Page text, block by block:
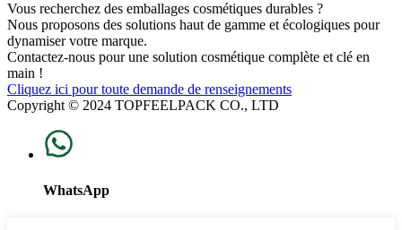
Vous recherchez des emballages cosmétiques durables ?
Nous proposons des solutions haut de gamme et écologiques pour
dynamiser votre marque.
Contactez-nous pour une solution cosmétique complète et clé en
main !
Cliquez ici pour toute demande de renseignements
Copyright © 2024 TOPFEELPACK CO., LTD
WhatsApp